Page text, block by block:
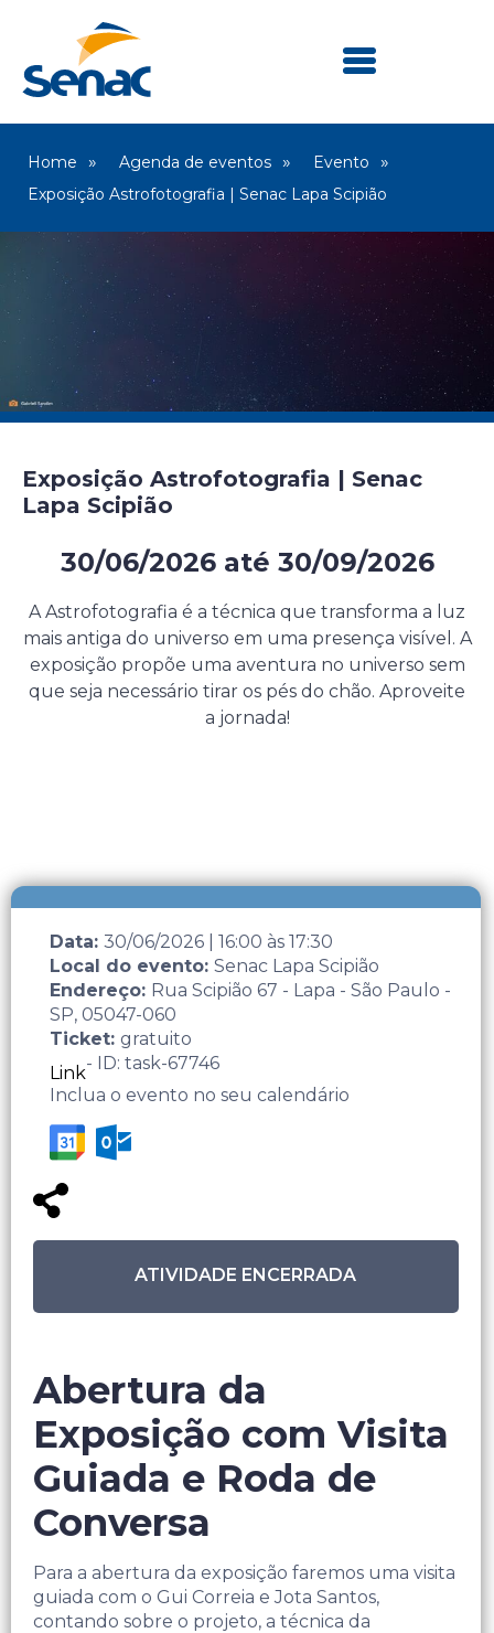
Home Agenda de eventos
Evento
Exposição Astrofotografia | Senac Lapa Scipião
Exposição Astrofotografia | Senac
Lapa Scipião
30/06/2026até 30/09/2026
A Astrofotografia é a técnica que transforma a luz
mais antiga do universo em uma presença visível. A
exposição propõe uma aventura no universo sem
que seja necessário tirar os pés do chão. Aproveite
a jornada!
Data: 30/06/2026 16:00 às 17:30
Local do evento: Senac Lapa Scipião
Endereço: Rua Scipião 67 - Lapa - São Paulo -
SP, 05047-060
Ticket: gratuito
Link- ID: task-67746
Inclua o evento no seu calendário
ATIVIDADE ENCERRADA
Abertura da
Exposição com Visita
Guiada e Roda de
Conversa
Para a abertura da exposição faremos uma visita
guiada com o Gui Correia e Jota Santos,
contando sobre o projeto, a técnica da